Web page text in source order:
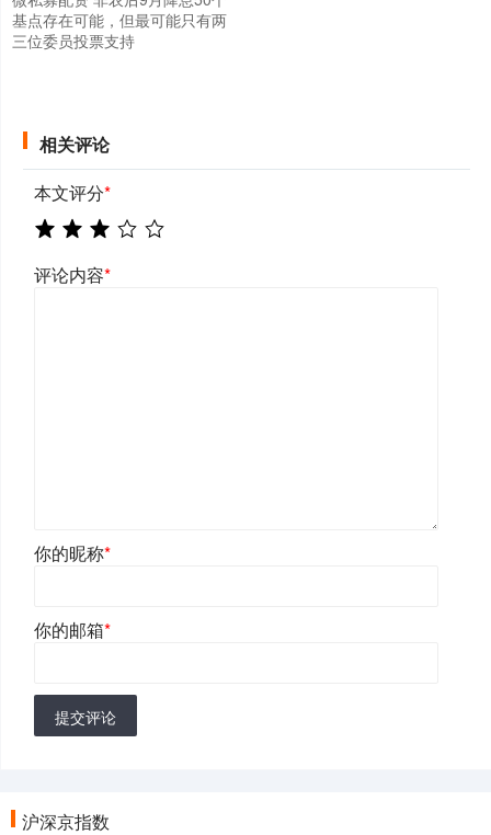
基点存在可能，但最可能只有两
三位委员投票支持
相关评论
本文评分*
评论内容*
你的昵称*
你的邮箱*
提交评论
沪深京指数